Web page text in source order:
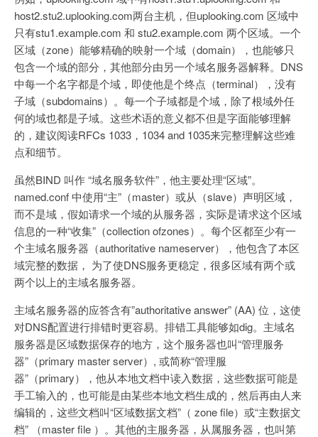
host2.stu2.uplooking.com两台主机，但uplooking.com 区域中
只有stu1.example.com 和 stu2.example.com 两个区域。一个
区域（zone）能够精确的映射一个域（domain），也能够只
包含一个域的部分，其他部分由另一个域名服务器解释。DNS
中每一个名字都是个域，即使他是个终点（terminal），没有
子域（subdomains）。每一个子域都是个域，除了根域外任
何的域也都是子域。这些术语的意义都不但是字面能够理解
的，建议阅读RFCs 1033，1034 and 1035来完整理解这些难
点和细节。
虽然BIND 叫作 “域名服务软件”，他主要处理“区域”。
named.conf 中使用“主”（master）或从（slave）声明区域，
而不是域，假如请求一个域的从服务器，实际是请求这个区域
信息的一种“收集”（collection ofzones）。每个区都至少有一
个主域名服务器（authoritative nameserver），他包含了本区
域完整的数据， 为了使DNS服务更稳定，很多区域有两个或
两个以上的主域名服务器。
主域名服务器的应答含有”authoritative answer” (AA) 位，这使
对DNS配置进行排错时更容易。排错工具能够如dig。主域名
服务器是区域数据保存的地方，这个服务器也叫“管理服务
器”（primary master server）, 或简称“管理服
器”（primary），他从本地文档中读入数据，这些数据可能是
手工输入的，也可能是由某些本地文档生成的，然后再由人来
编辑的，这些文档叫“区域数据文档”（ zone file）或“主数据文
档” （master file ）。其他的主服务器，从属服务器，也叫第